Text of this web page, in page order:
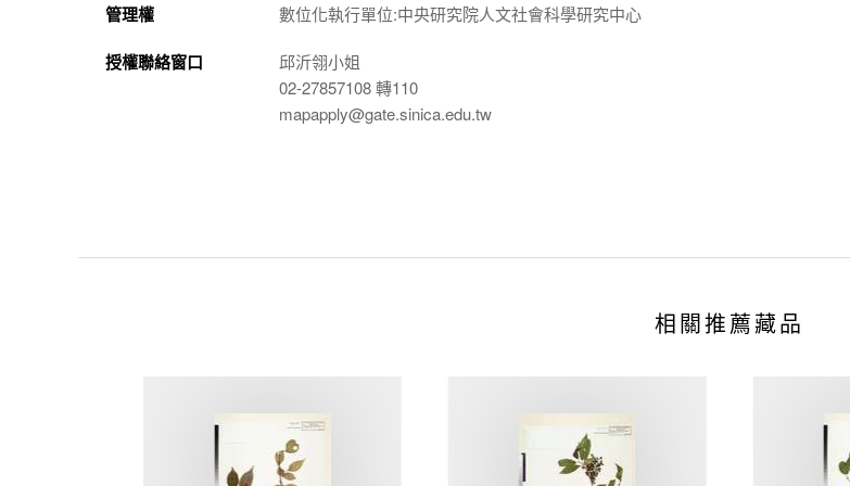
管理權 數位化執行單位:中央研究院人文社會科學研究中心
授權聯絡窗口
邱沂翎小姐
02-27857108 轉110
mapapply@gate.sinica.edu.tw
相關推薦藏品